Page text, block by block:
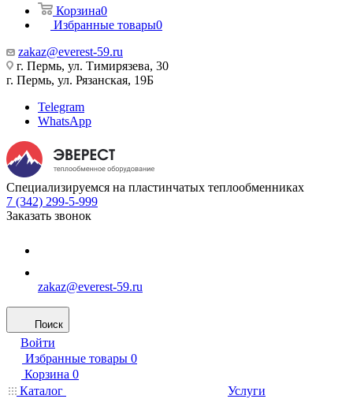
Корзина0
Избранные товары0
zakaz@everest-59.ru
г. Пермь, ул. Тимирязева, 30
г. Пермь, ул. Рязанская, 19Б
Telegram
WhatsApp
Специализируемся на пластинчатых теплообменниках
7 (342) 299-5-999
Заказать звонок
zakaz@everest-59.ru
Поиск
Войти
Избранные товары 0
Корзина 0
Каталог
Услуги